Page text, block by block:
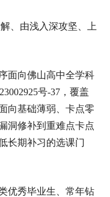
、由浅入深攻坚、上
面向佛山高中全学科
号-37，覆盖
向基础薄弱、卡点零
洞修补到重难点卡点
长期补习的选课门
优秀毕业生、常年钻